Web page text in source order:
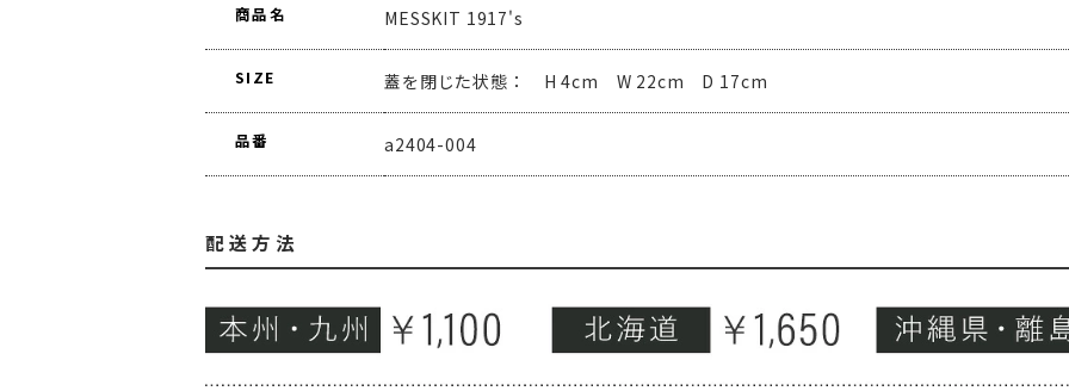
商品名 MESSKIT 1917's
SIZE 蓋を閉じた状態： H 4cm W 22cm D 17cm
品番 a2404-004
配送方法